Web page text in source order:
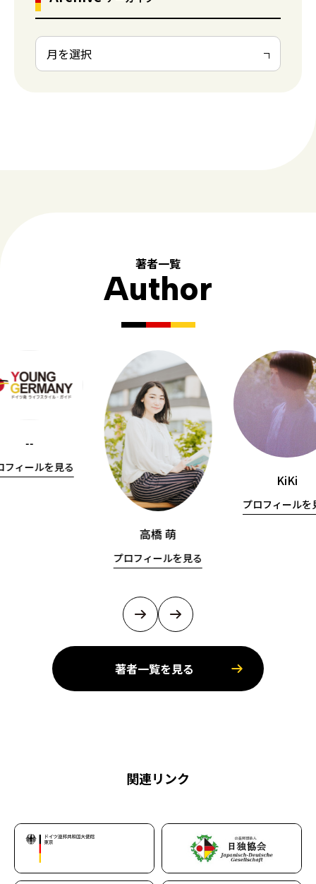
著者一覧
Author
--
フィールを見る
高橋 萌
プロフィールを見る
KiKi
プロフィールを
著者一覧を見る
関連リンク